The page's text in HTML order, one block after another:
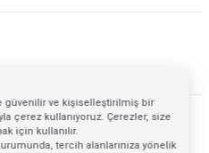
güvenilir ve kişiselleştirilmiş bir
çerez kullanıyoruz. Çerezler, size
için kullanılır.
tercih alanlarınıza yönelik